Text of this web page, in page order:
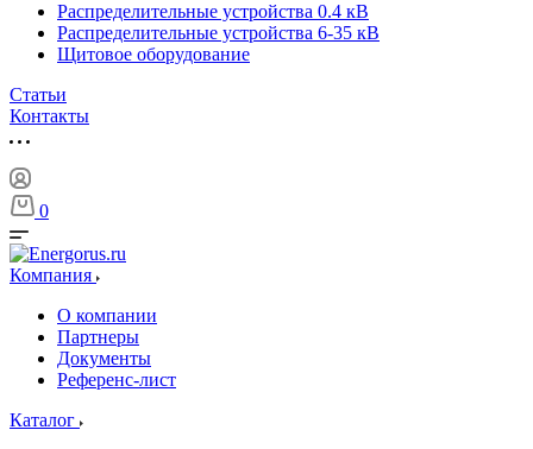
Распределительные устройства 0.4 кВ
Распределительные устройства 6-35 кВ
Щитовое оборудование
Статьи
Контакты
0
Компания
О компании
Партнеры
Документы
Референс-лист
Каталог